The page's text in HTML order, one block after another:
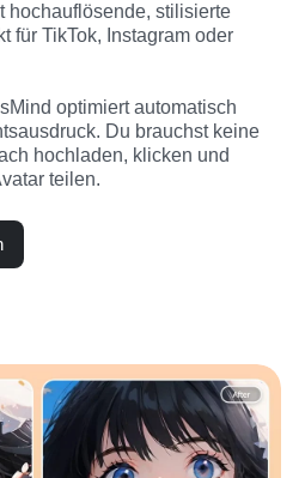
hochauflösende, stilisierte
für TikTok, Instagram oder
optimiert automatisch
Du brauchst keine
hochladen, klicken und
teilen.